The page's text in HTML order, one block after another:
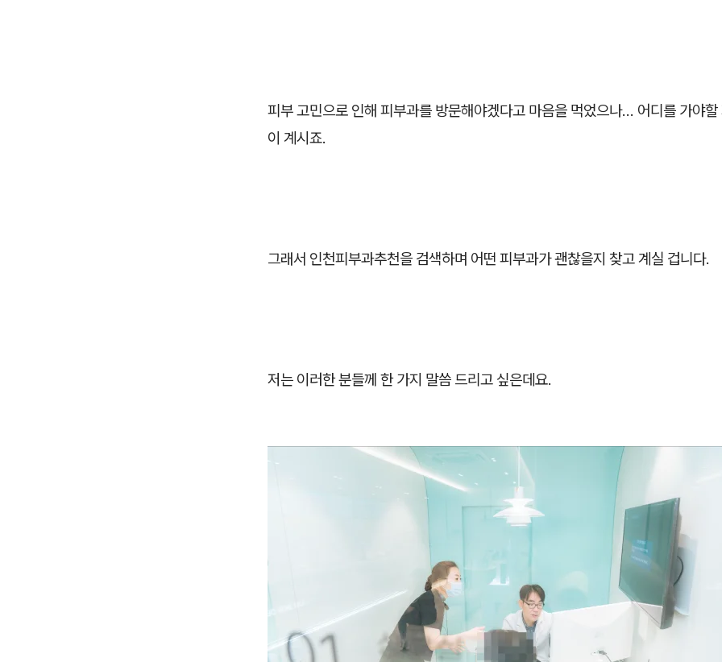
피부 고민으로 인해 피부과를 방문해야겠다고 마음을 먹었으나... 어디를 가야
이 계시죠.
그래서 인천피부과추천을 검색하며 어떤 피부과가 괜찮을지 찾고 계실 겁니다.
저는 이러한 분들께 한 가지 말씀 드리고 싶은데요.